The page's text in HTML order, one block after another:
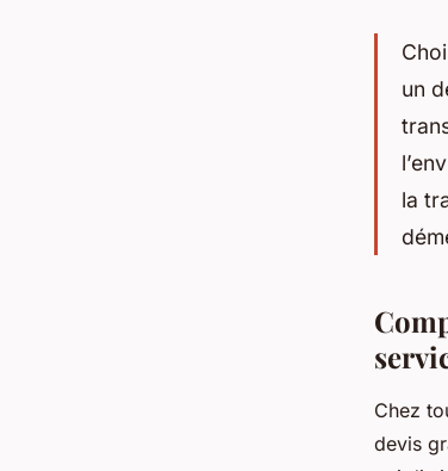
un
la
Chez
devis